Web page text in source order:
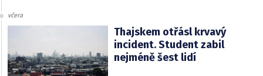
včera
Thajskem otřásl krvavý
incident. Student zabil
nejméně šest lidí